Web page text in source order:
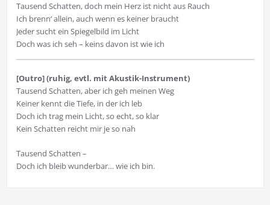
Tausend Schatten, doch mein Herz ist nicht aus Rauch
Ich brenn‘ allein, auch wenn es keiner braucht
Jeder sucht ein Spiegelbild im Licht
Doch was ich seh – keins davon ist wie ich
[Outro] (ruhig, evtl. mit Akustik-Instrument)
Tausend Schatten, aber ich geh meinen Weg
Keiner kennt die Tiefe, in der ich leb
Doch ich trag mein Licht, so echt, so klar
Kein Schatten reicht mir je so nah
Tausend Schatten –
Doch ich bleib wunderbar… wie ich bin.